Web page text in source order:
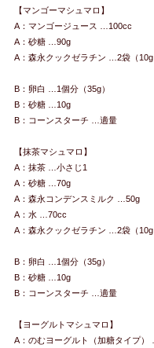
【マンゴーマシュマロ】
A：マンゴージュース …100cc
A：砂糖 …90g
A：森永クックゼラチン …2袋（10g
B：卵白 …1個分（35g）
B：砂糖 …10g
B：コーンスターチ …適量
【抹茶マシュマロ】
A：抹茶 …小さじ1
A：砂糖 …70g
A：森永コンデンスミルク …50g
A：水 …70cc
A：森永クックゼラチン …2袋（10g
B：卵白 …1個分（35g）
B：砂糖 …10g
B：コーンスターチ …適量
【ヨーグルトマシュマロ】
A：のむヨーグルト（加糖タイプ